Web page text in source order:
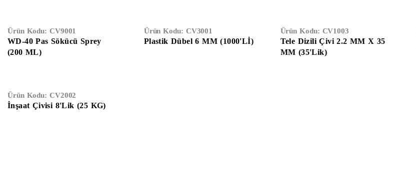
Ürün Kodu: CV9001
WD-40 Pas Sökücü Sprey
(200 ML)
Ürün Kodu: CV3001
Plastik Dübel 6 MM (1000'Lİ)
Ürün Kodu: CV1003
Tele Dizili Çivi 2.2 MM X 35
MM (35'lik)
Ürün Kodu: CV2002
İnşaat Çivisi 8'lik (25 KG)